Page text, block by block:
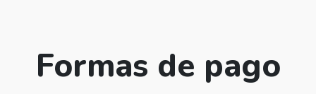
Formas de pago